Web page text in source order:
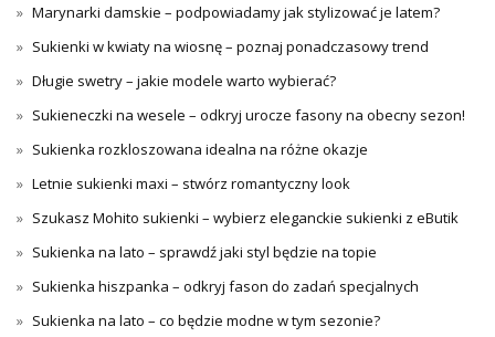
Marynarki damskie – podpowiadamy jak stylizować je latem?
Sukienki w kwiaty na wiosnę – poznaj ponadczasowy trend
Długie swetry – jakie modele warto wybierać?
Sukieneczki na wesele – odkryj urocze fasony na obecny sezon!
Sukienka rozkloszowana idealna na różne okazje
Letnie sukienki maxi – stwórz romantyczny look
Szukasz Mohito sukienki – wybierz eleganckie sukienki z eButik
Sukienka na lato – sprawdź jaki styl będzie na topie
Sukienka hiszpanka – odkryj fason do zadań specjalnych
Sukienka na lato – co będzie modne w tym sezonie?